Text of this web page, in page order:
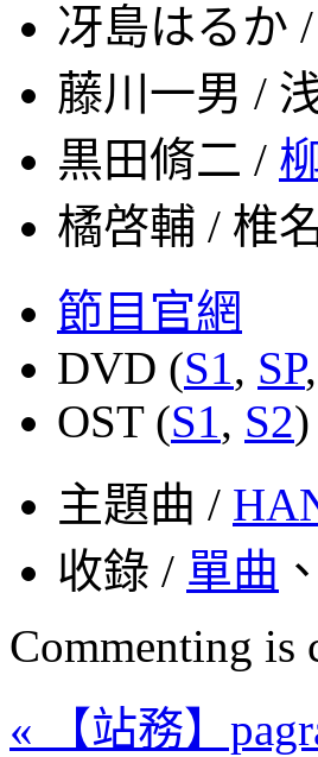
冴島はるか
藤川一男 /
黒田脩二 /
橘啓輔 / 椎
節目官網
DVD (S1, SP,
OST (S1, S2)
主題曲 /
收錄 / 單曲 、
Commenting is
« 【站務】